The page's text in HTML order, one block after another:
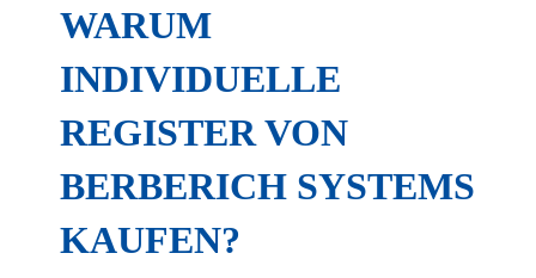
WARUM
INDIVIDUELLE
REGISTER VON
BERBERICH SYSTEMS
KAUFEN?